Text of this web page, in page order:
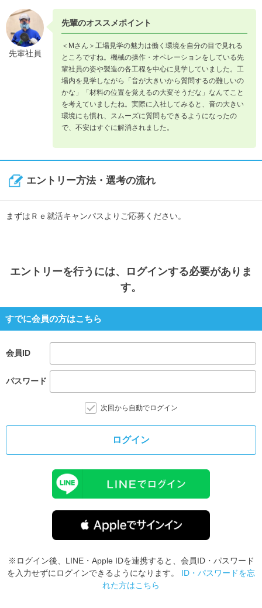
先輩社員
先輩のオススメポイント
＜Mさん＞工場見学の魅力は働く環境を自分の目で見れる
ところですね。機械の操作・オペレーションをしている先
輩社員の姿や製造の各工程を中心に見学していました。工
場内を見学しながら「音が大きいから質問するの難しいの
かな」「材料の位置を覚えるの大変そうだな」なんてこと
を考えていましたね。実際に入社してみると、音の大きい
環境にも慣れ、スムーズに質問もできるようになったの
で、不安はすぐに解消されました。
エントリー方法・選考の流れ
まずはＲｅ就活キャンパスよりご応募ください。
エントリーを行うには、ログインする必要がありま
す。
すでに会員の方はこちら
会員ID
パスワード
次回から自動でログイン
ログイン
※ログイン後、LINE・Apple IDを連携すると、会員ID・パスワード
を入力せずにログインできるようになります。 ID・パスワードを忘
れた方はこちら